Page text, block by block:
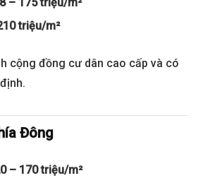
triệu/m²
cộng đồng cư dân cao cấp và có
Đông
– 170 triệu/m²